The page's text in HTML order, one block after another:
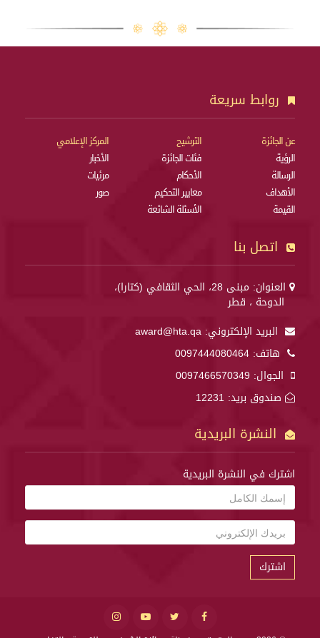
روابط سريعة
عن الجائزة
الرؤية
الرسالة
الأهداف
القيمة
الترشيح
فئات الجائزة
الأحكام
معايير التحكيم
الأسئلة الشائعة
المركز الإعلامي
الأخبار
مرئيات
صور
اتصل بنا
العنوان: مبنى 28، الحي الثقافي (كتارا)،
الدوحة ، قطر
البريد الإلكتروني: award@hta.qa
هاتف: 0097444080464
الجوال: 0097466570349
صندوق بريد: 12231
النشرة البريدية
اشترك في النشرة البريدية
اشترك